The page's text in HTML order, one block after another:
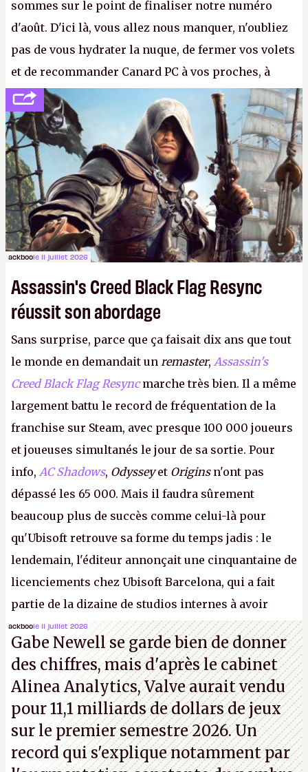
sommes sur le point de finaliser notre numéro
d'août. D'ici là, vous allez nous manquer, n'oubliez
pas de vous hydrater la nuque, de fermer vos volets
et de recommander Canard PC à vos proches, à
votre famille et aux inconnus que vous croisez
dans la rue. Bon été à tous ! –ER.
ackboole 11 juillet 2026
Assassin's Creed Black Flag Resync
réussit son abordage
Sans surprise, parce que ça faisait dix ans que tout
le monde en demandait un remaster, Assassin's
Creed Black Flag Resyncmarche très bien. Il a même
largement battu le record de fréquentation de la
franchise sur Steam, avec presque 100 000 joueurs
et joueuses simultanés le jour de sa sortie. Pour
info, AC Shadows, Odysseyet Originsn'ont pas
dépassé les 65 000. Mais il faudra sûrement
beaucoup plus de succès comme celui-là pour
qu'Ubisoft retrouve sa forme du temps jadis : le
lendemain, l'éditeur annonçait une cinquantaine de
licenciements chez Ubisoft Barcelona, qui a fait
partie de la dizaine de studios internes à avoir
travaillé sur cetAssassin's Creedsous la direction
d'Ubisoft Singapour.A.
ackboole 11 juillet 2026
Gabe Newell se garde bien de donner
des chiffres, mais d'après le cabinet
Alinea Analytics, Valve aurait vendu
pour 11,1 milliards de dollars de jeux
sur le premier semestre 2026. Un
record qui s'explique notamment par